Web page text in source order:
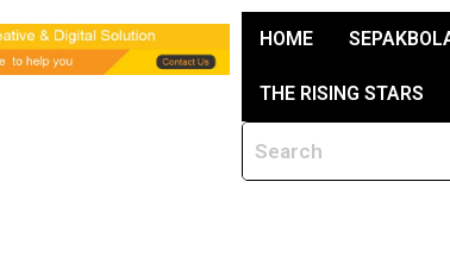
HOME
THE RISING STARS